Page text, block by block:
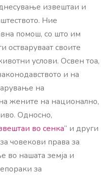
извештаи и
Ние
помош, со што им
остваруваат своите
услови. Освен тоа,
и на
на
жените на национално,
Односно,
во сенка“ и други
човекови права за
во нашата земја и
за